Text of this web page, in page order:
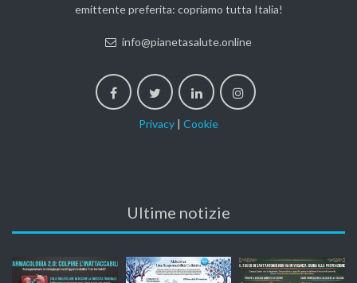
emittente preferita: copriamo tutta Italia!
info@pianetasalute.online
Privacy | Cookie
Ultime notizie